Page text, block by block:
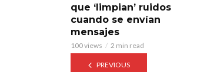
que ‘limpian’ ruidos
cuando se envían
mensajes
100 views 2 min read
PREVIOUS